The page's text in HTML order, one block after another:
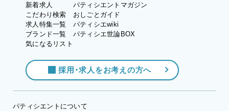
新着求人
こだわり検索
求人特集一覧
ブランド一覧
気になるリスト
パティシエントマガジン
おしごとガイド
パティシエwiki
パティシエ世論BOX
採用・求人をお考えの方へ
パティシエントについて